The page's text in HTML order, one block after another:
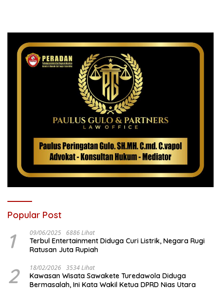
Popular Post
1 09/06/2025 6886 Lihat
Terbul Entertainment Diduga Curi Listrik, Negara Rugi
Ratusan Juta Rupiah
2 18/02/2026 3534 Lihat
Kawasan Wisata Sawakete Turedawola Diduga
Bermasalah, Ini Kata Wakil Ketua DPRD Nias Utara